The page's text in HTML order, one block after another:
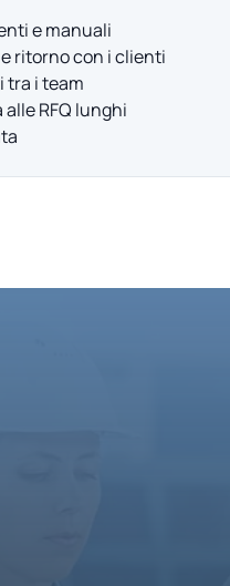
e manuali
ritorno con i clienti
tra i team
RFQ lunghi